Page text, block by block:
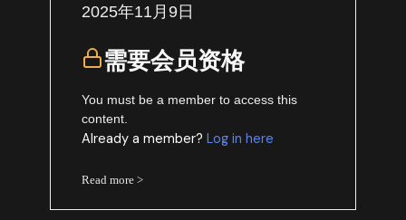
2025年11月9日
需要会员资格
You must be a member to access this
content.
Already a member?Log in here
Read more >